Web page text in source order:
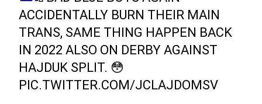
ACCIDENTALLY BURN THEIR MAIN
TRANS, SAME THING HAPPEN BACK
IN 2022 ALSO ON DERBY AGAINST
HAJDUK SPLIT. 😳
PIC.TWITTER.COM/JCLAJDOMSV